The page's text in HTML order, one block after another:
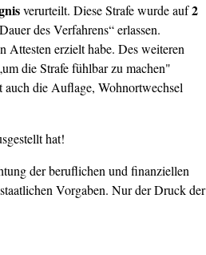
verurteilt. Diese Strafe wurde auf2
des Verfahrens“ erlassen.
Attesten erzielt habe. Des weiteren
die Strafe fühlbar zu machen"
auch die Auflage, Wohnortwechsel
hat!
der beruflichen und finanziellen
Vorgaben. Nur der Druck der